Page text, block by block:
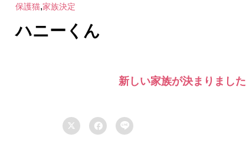
保護猫,家族決定
ハニーくん
新しい家族が決まりました
  